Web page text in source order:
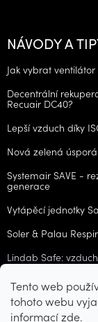
Tento web
tohoto webu
informacízde.
NÁVODY A
Jak vybrat
Decentrální
Recuair DC40?
Lepší vzduch díky
Nová zelená
Systemair SAVE -
generace
Vytápěcí jednotky
Soler & Palau
Lindab Safe:
ARCHIV